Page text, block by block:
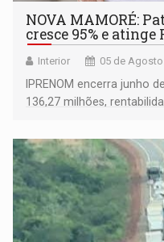
NOVA MAMORÉ:
cresce 95% e atinge
Interior 05 de
IPRENOM encerra junho
136,27 milhões,